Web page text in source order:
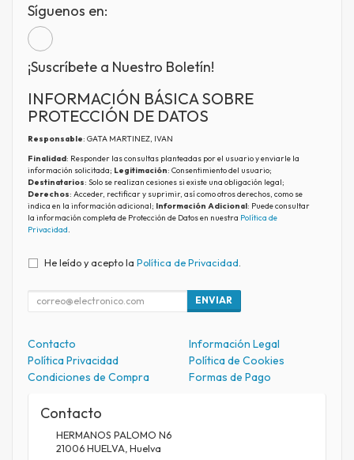
Síguenos en:
¡Suscríbete a Nuestro Boletín!
INFORMACIÓN BÁSICA SOBRE
PROTECCIÓN DE DATOS
Responsable: GATA MARTINEZ, IVAN
Finalidad: Responder las consultas planteadas por el usuario y enviarle la
información solicitada; Legitimación: Consentimiento del usuario;
Destinatarios: Solo se realizan cesiones si existe una obligación legal;
Derechos: Acceder, rectificar y suprimir, así como otros derechos, como se
indica en la información adicional; Información Adicional: Puede consultar
la información completa de Protección de Datos en nuestra Política de
Privacidad.
He leído y acepto la Política de Privacidad
ENVIAR
Contacto
Información Legal
Política Privacidad
Política de Cookies
Condiciones de Compra
Formas de Pago
Contacto
HERMANOS PALOMO N6
21006HUELVA Huelva